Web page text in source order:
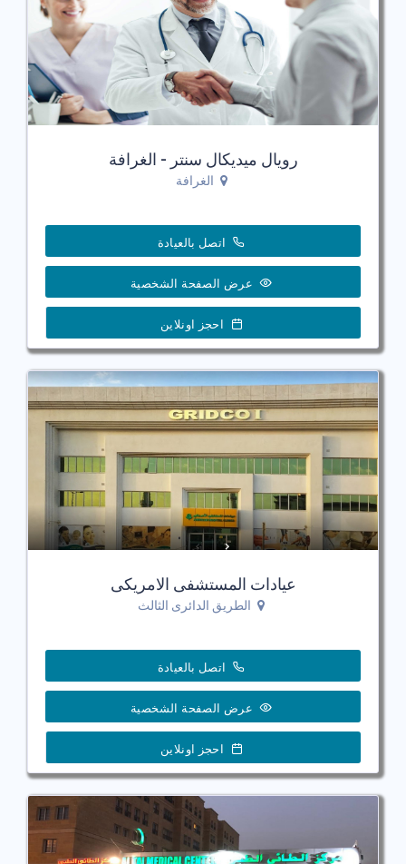
رويال ميديكال سنتر - الغرافة
الغرافة
اتصل بالعيادة
عرض الصفحة الشخصية
احجز اونلاين
عيادات المستشفى الامريكى
الطريق الدائرى الثالث
اتصل بالعيادة
عرض الصفحة الشخصية
احجز اونلاين